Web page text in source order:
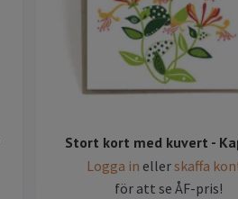
Stort kort med kuvert -
Logga in ellerskaffa
för att se ÅF-pris!